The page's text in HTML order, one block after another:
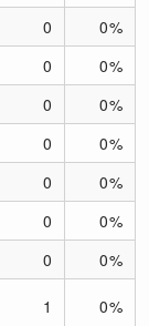
0
0%
0
0%
0
0%
0
0%
0
0%
0
0%
0
0%
1 0%